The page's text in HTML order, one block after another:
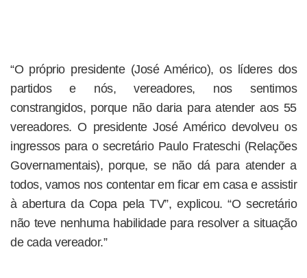
“O próprio presidente (José Américo), os líderes dos
partidos e nós, vereadores, nos sentimos
constrangidos, porque não daria para atender aos 55
vereadores. O presidente José Américo devolveu os
ingressos para o secretário Paulo Frateschi (Relações
Governamentais), porque, se não dá para atender a
todos, vamos nos contentar em ficar em casa e assistir
à abertura da Copa pela TV”, explicou. “O secretário
não teve nenhuma habilidade para resolver a situação
de cada vereador.”